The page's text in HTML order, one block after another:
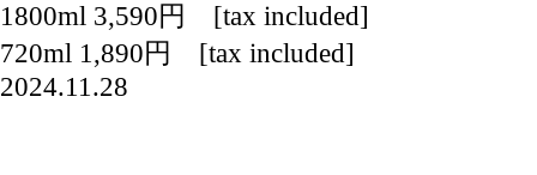
1800ml 3,590円 [tax included]
720ml 1,890円 [tax included]
2024.11.28